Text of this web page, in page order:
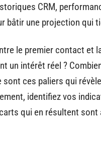
CRM,
bâtir une projection qui
le premier contact et
un intérêt réel ?
ces paliers qui
identifiez vos
qui en résultent sont